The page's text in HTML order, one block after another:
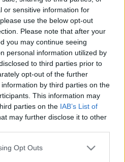
or sensitive information for
use the below opt-out
Please note that after your
you may continue seeing
personal information utilized by
to third parties prior to
opt-out of the further
by third parties on the
This information may
parties on the IAB’s List of
may further disclose it to other
app uses one or more Google
Opt Outs